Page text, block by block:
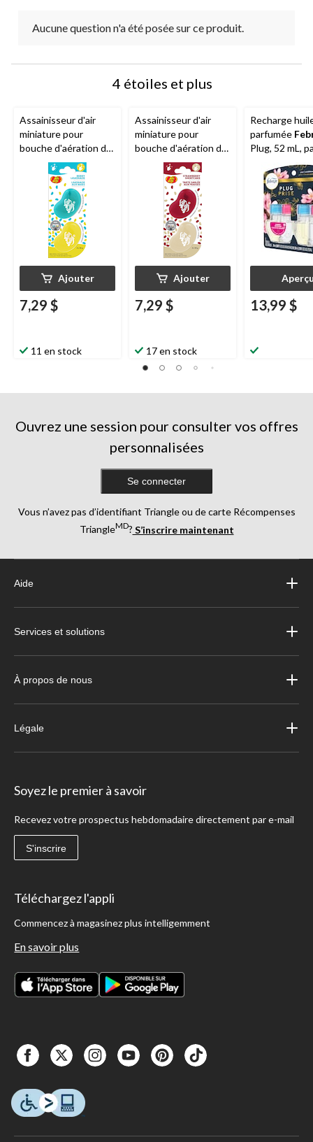
Aucune question n'a été posée sur ce produit.
4 étoiles et plus
Assainisseur d'air
miniature pour
bouche d'aération de
véhiculeJelly Belly
Duo, Blueberry
Lemonade, paq. 2
Ajouter
7,29 $
11 en stock
Assainisseur d'air
miniature pour
bouche d'aération de
véhiculeJelly Belly
Duo, Strawberry
Shortcake, paq. 2
Ajouter
7,29 $
17 en stock
Recharge
parfumée
Plug, 52 mL,
13,99 $
Ouvrez une session pour consulter vos offres
personnalisées
Se connecter
Vous n’avez pas d’identifiant Triangle ou de carte Récompenses
TriangleMD? S’inscrire maintenant
Aide
Services et solutions
À propos de nous
Légale
Soyez le premier à savoir
Recevez votre prospectus hebdomadaire directement par e-mail
S'inscrire
Téléchargez l'appli
Commencez à magasinez plus intelligemment
En savoir plus